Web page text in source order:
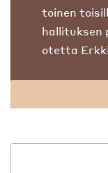
toinen
hallituksen
otetta